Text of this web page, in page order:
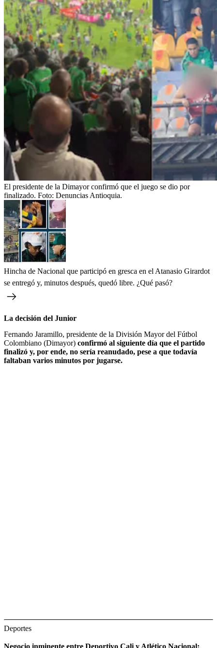
El presidente de la Dimayor confirmó que el juego se dio por
finalizado. Foto: Denuncias Antioquia.
Hincha de Nacional que participó en gresca en el Atanasio Girardot
se entregó y, minutos después, quedó libre. ¿Qué pasó?
La decisión del Junior
Fernando Jaramillo, presidente de la División Mayor del Fútbol
Colombiano (Dimayor) confirmó al siguiente día que el partido
finalizó y, por ende, no sería reanudado, pese a que todavía
faltaban varios minutos por jugarse.
Deportes
Negocio inminente entre Deportivo Cali y Atlético Nacional: